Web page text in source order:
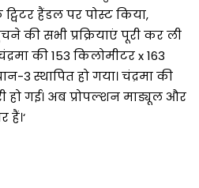
हैंडल पर पोस्ट किया,
की सभी प्रक्रियाएं पूरी कर ली
की 153 किलोमीटर x 163
3 स्थापित हो गया। चंद्रमा की
हो गई। अब प्रोपल्शन माड्यूल और